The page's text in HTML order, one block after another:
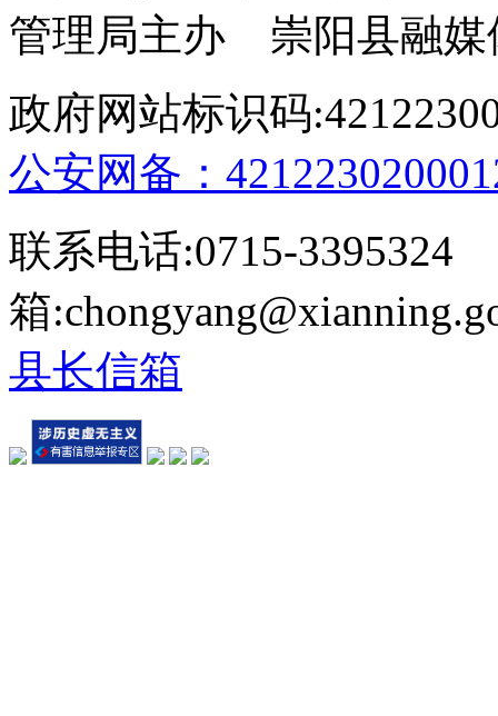
管理局主办 崇阳县融媒
政府网站标识码
公安网备：
联系电话:0715-3395324
箱
县长信箱